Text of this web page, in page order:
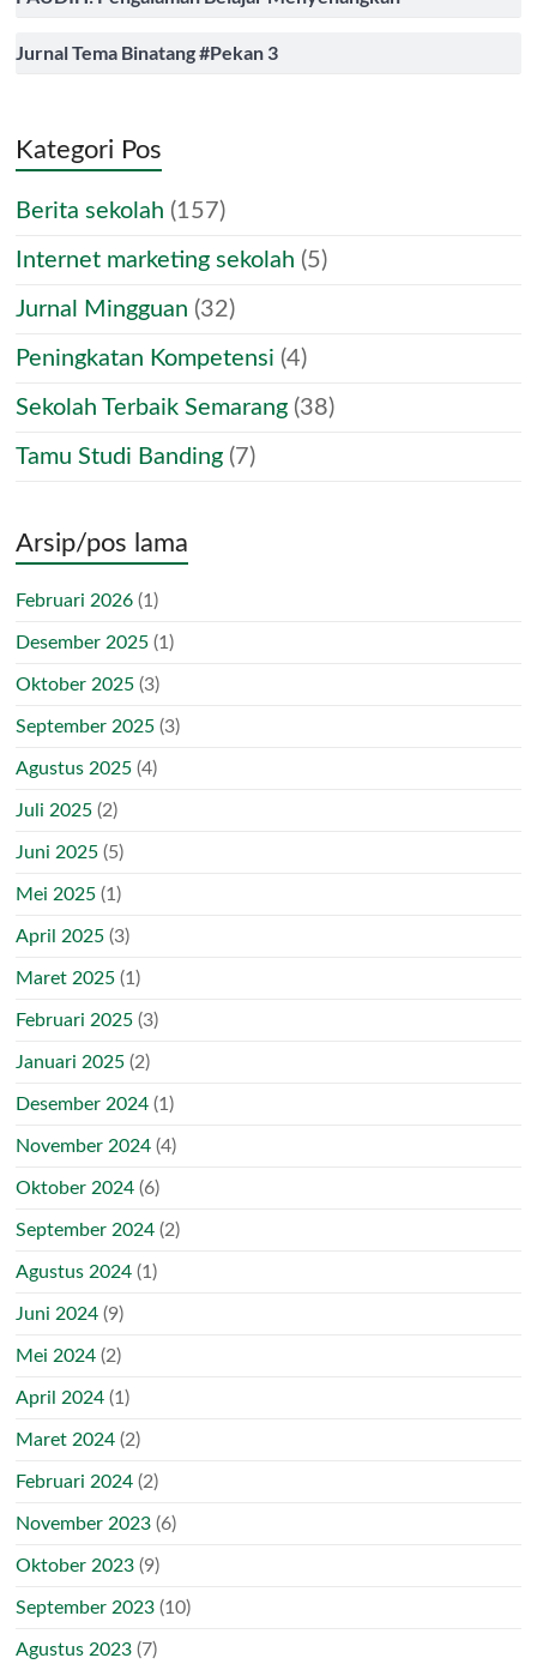
Jurnal Tema Binatang #Pekan 3
Kategori Pos
Berita sekolah (157)
Internet marketing sekolah (5)
Jurnal Mingguan (32)
Peningkatan Kompetensi (4)
Sekolah Terbaik Semarang (38)
Tamu Studi Banding (7)
Arsip/pos lama
Februari 2026 (1)
Desember 2025 (1)
Oktober 2025 (3)
September 2025 (3)
Agustus 2025 (4)
Juli 2025 (2)
Juni 2025 (5)
Mei 2025 (1)
April 2025 (3)
Maret 2025 (1)
Februari 2025 (3)
Januari 2025 (2)
Desember 2024 (1)
November 2024 (4)
Oktober 2024 (6)
September 2024 (2)
Agustus 2024 (1)
Juni 2024 (9)
Mei 2024 (2)
April 2024 (1)
Maret 2024 (2)
Februari 2024 (2)
November 2023 (6)
Oktober 2023 (9)
September 2023 (10)
Agustus 2023 (7)